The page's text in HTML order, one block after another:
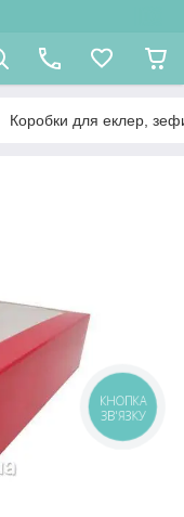
Коробки для еклер,
КНОПКА
ЗВ'ЯЗКУ